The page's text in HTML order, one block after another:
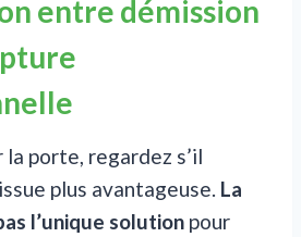
entre démission
porte, regardez s’il
plus avantageuse. La
l’unique solution pour